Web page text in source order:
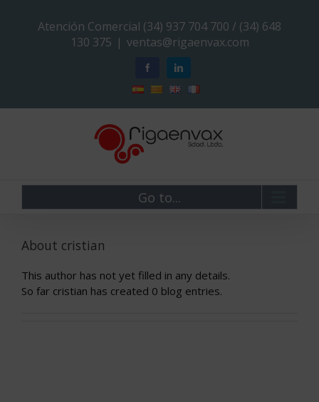
Atención Comercial (34) 937 704 700 / (34) 648
130 375 | ventas@rigaenvax.com
Go to...
About cristian
This author has not yet filled in any details.
So far cristian has created 0 blog entries.